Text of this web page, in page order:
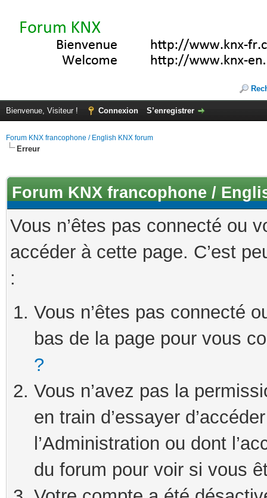
Bienvenue, Visiteur ! Connexion S’enregistrer
Forum KNX francophone / English KNX forum
Erreur
Forum KNX francophone /
Vous n’êtes pas connecté ou
accéder à cette page. C’est
:
Vous n’êtes pas connecté
bas de la page pour vous
?
Vous n’avez pas la
en train d’essayer
l’Administration ou dont
du forum pour voir si vous